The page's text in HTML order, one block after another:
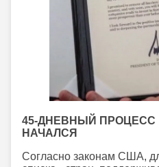
45-ДНЕВНЫЙ ПРОЦЕСС
НАЧАЛСЯ
Согласно законам США,